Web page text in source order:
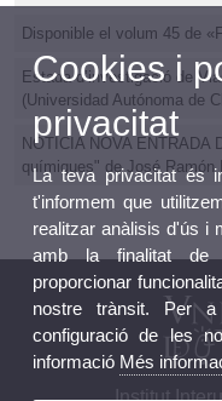
Disponible el volum 45 de
Estada d’investigació de
(Universidad Autónoma de
NOTICIA NOVA ENTRADA
químiques" de José Ramón
Cookies i
privacitat
La teva privacitat és
t'informem que
realitzar anàlisis d'ús i
amb la finalitat de
proporcionar
nostre trànsit. Per
configuració de les
informació Més